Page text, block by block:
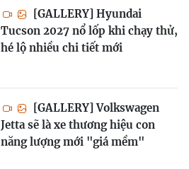
[GALLERY] Hyundai
Tucson 2027 nổ lốp khi chạy thử,
hé lộ nhiều chi tiết mới
[GALLERY] Volkswagen
Jetta sẽ là xe thương hiệu con
năng lượng mới "giá mềm"